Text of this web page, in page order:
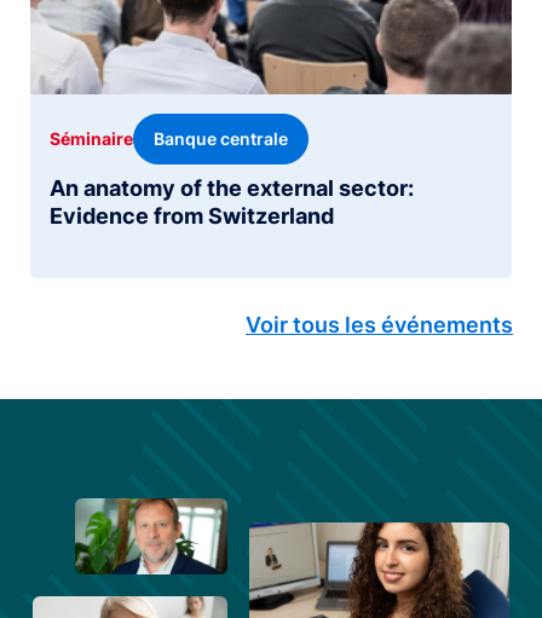
An anatomy of the external sector:
Evidence from Switzerland
Séminaire Banque centrale
Voir tous les événements